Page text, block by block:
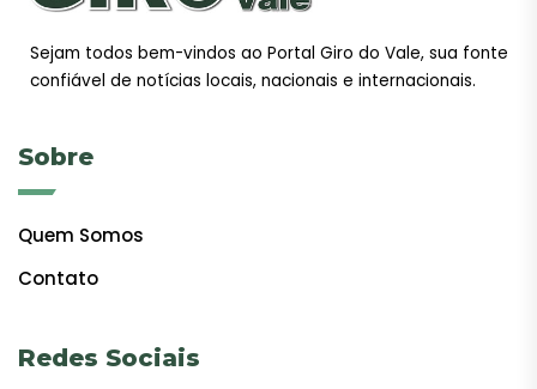
Sejam todos bem-vindos ao Portal Giro do Vale, sua fonte
confiável de notícias locais, nacionais e internacionais.
Sobre
Quem Somos
Contato
Redes Sociais